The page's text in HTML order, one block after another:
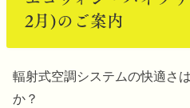
2月)のご案内
輻射式空調システムの快適さ
か？